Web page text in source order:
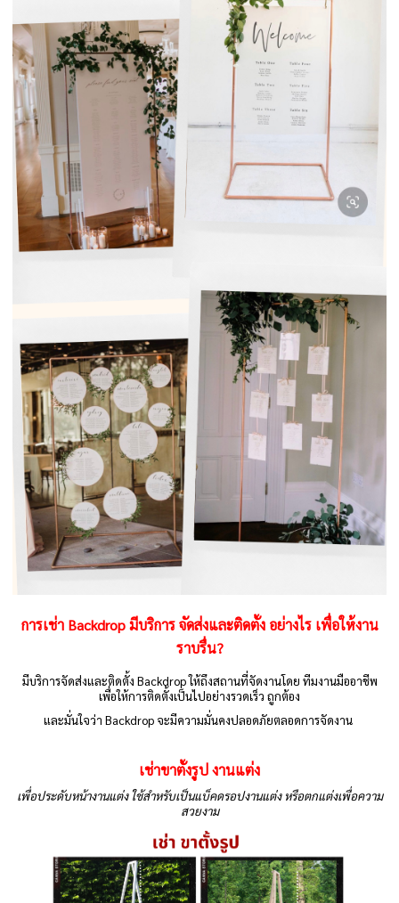
การเช่า Backdrop มีบริการจัดส่งและติดตั้งอย่างไร เพื่อให้งาน
ราบรื่น?
มีบริการจัดส่งและติดตั้ง Backdrop ให้ถึงสถานที่จัดงานโดย ทีมงานมืออาชีพ
เพื่อให้การติดตั้งเป็นไปอย่างรวดเร็ว ถูกต้อง
และมั่นใจว่า Backdrop จะมีความมั่นคงปลอดภัยตลอดการจัดงาน
เช่าขาตั้งรูป งานแต่ง
เพื่อประดับหน้างานแต่ง ใช้สำหรับเป็นแบ็คดรอปงานแต่ง หรือตกแต่งเพื่อความ
สวยงาม